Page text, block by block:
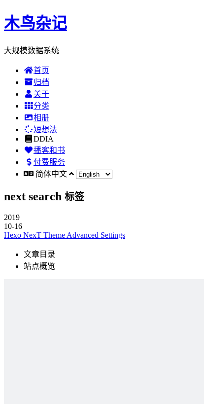
木鸟杂记
大规模数据系统
首页
归档
关于
分类
相册
短想法
DDIA
播客和书
付费服务
简体中文
next search 标签
2019
10-16
Hexo NexT Theme Advanced Settings
文章目录
站点概览